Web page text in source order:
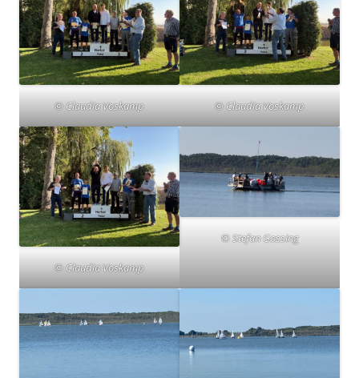
© Claudia Voskamp © Claudia Voskamp
© Claudia Voskamp
© Stefan Gossing